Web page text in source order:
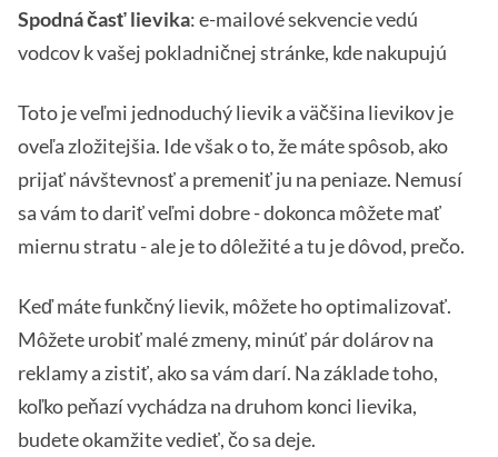
Spodná časť lievika: e-mailové sekvencie vedú
vodcov k vašej pokladničnej stránke, kde nakupujú
Toto je veľmi jednoduchý lievik a väčšina lievikov je
oveľa zložitejšia. Ide však o to, že máte spôsob, ako
prijať návštevnosť a premeniť ju na peniaze. Nemusí
sa vám to dariť veľmi dobre - dokonca môžete mať
miernu stratu - ale je to dôležité a tu je dôvod, prečo.
Keď máte funkčný lievik, môžete ho optimalizovať.
Môžete urobiť malé zmeny, minúť pár dolárov na
reklamy a zistiť, ako sa vám darí. Na základe toho,
koľko peňazí vychádza na druhom konci lievika,
budete okamžite vedieť, čo sa deje.